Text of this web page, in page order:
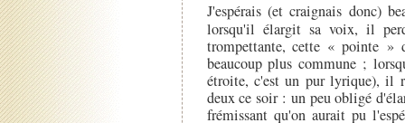
J'espérais (et craignais donc)
lorsqu'il élargit sa voix, il
trompettante, cette « pointe
beaucoup plus commune ;
étroite, c'est un pur lyrique), il
deux ce soir : un peu obligé
frémissant qu'on aurait pu